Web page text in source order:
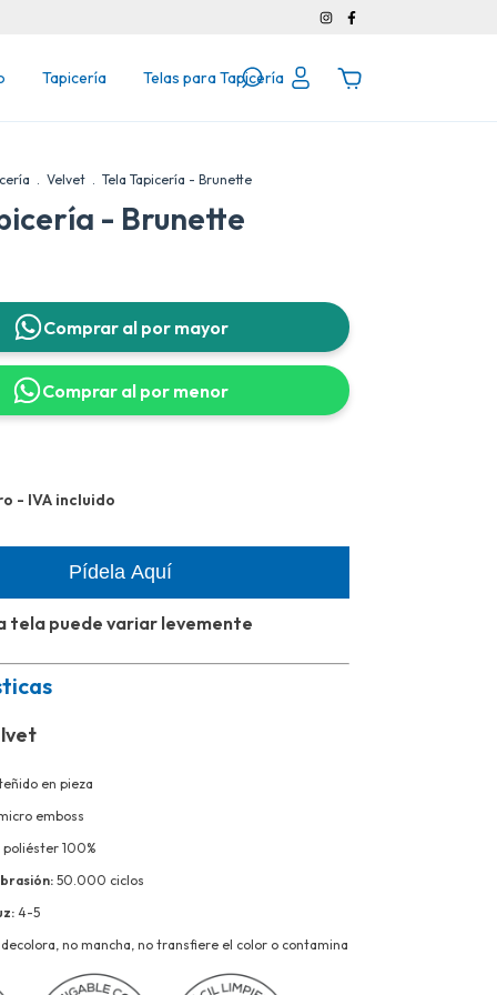
Tapicería Telas para Tapicería
. Velvet . Tela Tapicería - Brunette
- Brunette
Comprar al por mayor
Comprar al por menor
- IVA incluido
Pídela Aquí
tela puede variar levemente
en pieza
emboss
poliéster 100%
50.000 ciclos
4-5
no mancha, no transfiere el color o contamina